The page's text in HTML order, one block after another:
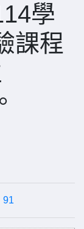
學
課程
91